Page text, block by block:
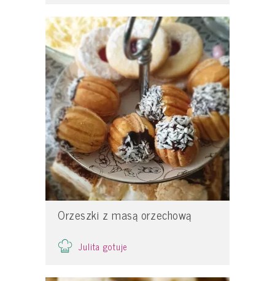
Orzeszki z masą orzechową
Julita gotuje